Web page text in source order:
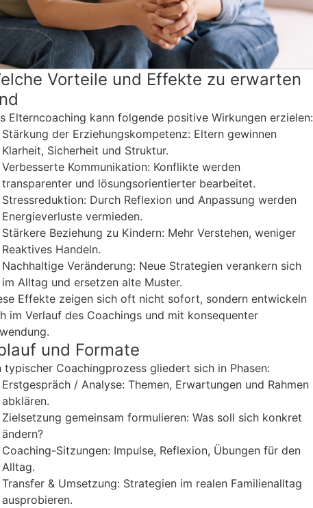
Vorteile und Effekte zu erwarten
Elterncoaching kann folgende positive Wirkungen erzielen:
Stärkung der Erziehungskompetenz: Eltern gewinnen
Klarheit, Sicherheit und Struktur.
Verbesserte Kommunikation: Konflikte werden
transparenter und lösungsorientierter bearbeitet.
Stressreduktion: Durch Reflexion und Anpassung werden
Energieverluste vermieden.
Stärkere Beziehung zu Kindern: Mehr Verstehen, weniger
Reaktives Handeln.
Nachhaltige Veränderung: Neue Strategien verankern sich
im Alltag und ersetzen alte Muster.
Effekte zeigen sich oft nicht sofort, sondern entwickeln
im Verlauf des Coachings und mit konsequenter
und Formate
typischer Coachingprozess gliedert sich in Phasen:
Erstgespräch / Analyse: Themen, Erwartungen und Rahmen
abklären.
Zielsetzung gemeinsam formulieren: Was soll sich konkret
ändern?
Coaching-Sitzungen: Impulse, Reflexion, Übungen für den
Alltag.
Transfer & Umsetzung: Strategien im realen Familienalltag
ausprobieren.